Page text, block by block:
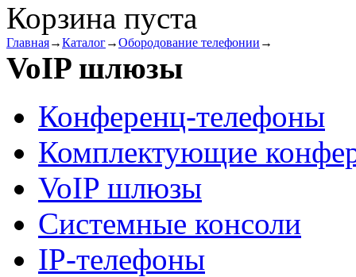
Корзина пуста
Главная→Каталог→Обородование телефонии →
VoIP шлюзы
Конференц-телефоны
Комплектующие
VoIP шлюзы
Системные консоли
IP-телефоны